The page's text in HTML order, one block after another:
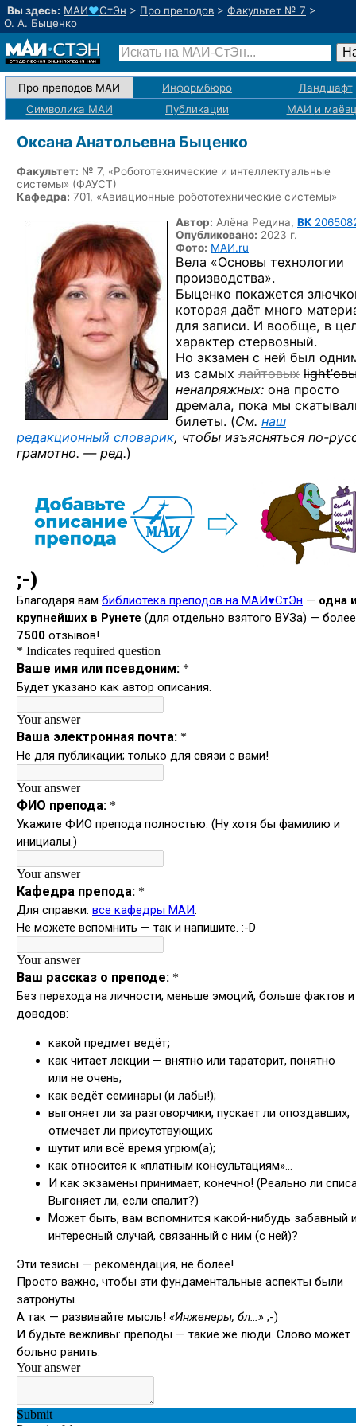
Вы здесь: МАИ♥СтЭн > Про преподов > Факультет № 7 >
О. А. Быценко
Про преподов МАИ Информбюро
Ландшафт
Символика МАИ
Публикации МАИ и
Оксана Анатольевна Быценко
Факультет: № 7, «Робототехнические и интеллектуальные
системы» (ФАУСТ)
Кафедра: 701, «Авиационные робототехнические системы»
Автор: Алёна Редина, ВК
Опубликовано: 2023 г.
Фото: МАИ.ru
Вела «Основы технологии
производства».
Быценко покажется
которая даёт много
для записи. И вообще, в
характер стервозный.
Но экзамен с ней был
из самых лайтовых
ненапряжных: она просто
дремала, пока мы
билеты. (См. наш
редакционный словарик, чтобы изъясняться по-
грамотно. — ред.)